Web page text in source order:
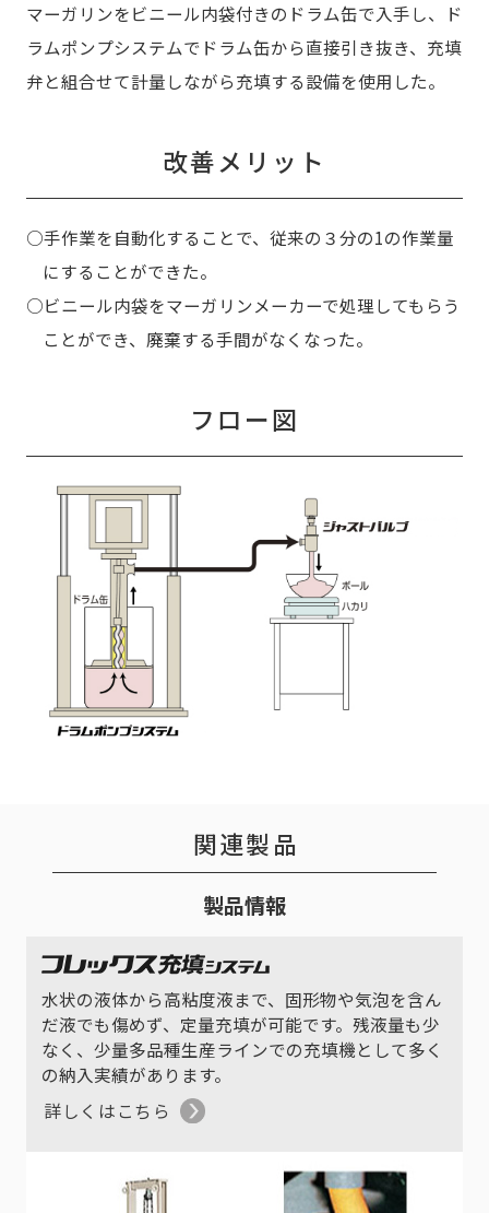
マーガリンをビニール内袋付きのドラム缶で入手し、ド
ラムポンプシステムでドラム缶から直接引き抜き、充填
弁と組合せて計量しながら充填する設備を使用した。
改善メリット
○手作業を自動化することで、従来の３分の1の作業量
にすることができた。
○ビニール内袋をマーガリンメーカーで処理してもらう
ことができ、廃棄する手間がなくなった。
フロー図
関連製品
製品情報
水状の液体から高粘度液まで、固形物や気泡を含ん
だ液でも傷めず、定量充填が可能です。残液量も少
なく、少量多品種生産ラインでの充填機として多く
の納入実績があります。
詳しくはこちら